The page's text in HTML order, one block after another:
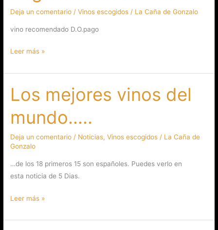
Deja un comentario /Vinos escogidos / La Caña de Gonzalo
vino recomendado D.O.pago
ELEZ
Leer más »
Los mejores vinos del
mundo…..
Deja un comentario / Noticias,Vinos escogidos / La Caña de
Gonzalo
…de los 18 primeros 15 son españoles. Puedes verlo en
esta noticia de 5 Dias.
Los
mejores
vinos
del
mundo…..
Leer más »